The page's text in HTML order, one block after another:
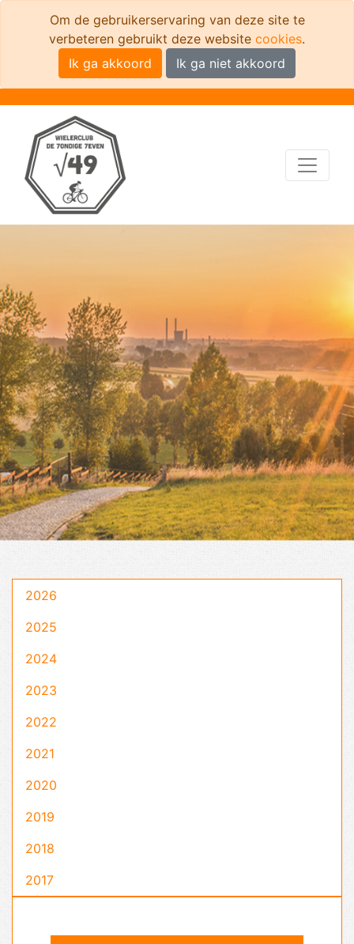
Om de gebruikerservaring van deze site te
verbeteren gebruikt deze website cookies.
Ik ga akkoord
Ik ga niet akkoord
2026
2025
2024
2023
2022
2021
2020
2019
2018
2017